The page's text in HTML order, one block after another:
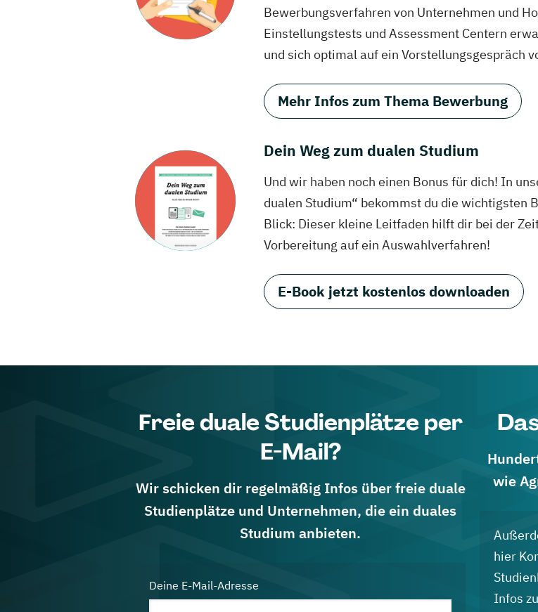
Bewerbungsverfahren von Unternehmen und
Einstellungstests und Assessment Centern
und sich optimal auf ein Vorstellungsgespräch
Mehr Infos zum Thema Bewerbung
Dein Weg zum dualen Studium
Und wir haben noch einen Bonus für dich! In
dualen Studium“ bekommst du die wichtigsten
Blick: Dieser kleine Leitfaden hilft dir bei der
Vorbereitung auf ein Auswahlverfahren!
E-Book jetzt kostenlos downloaden
Freie duale Studienplätze per
E-Mail?
Wir schicken dir regelmäßig Infos über freie duale
Studienplätze und Unternehmen, die ein duales
Studium anbieten.
Deine E-Mail-Adresse
wie
hier
Infos